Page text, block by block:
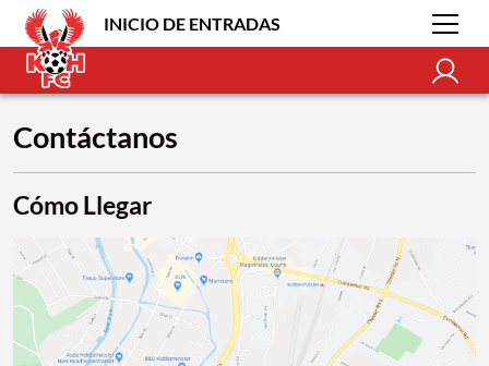
INICIO DE ENTRADAS
Contáctanos
Cómo Llegar